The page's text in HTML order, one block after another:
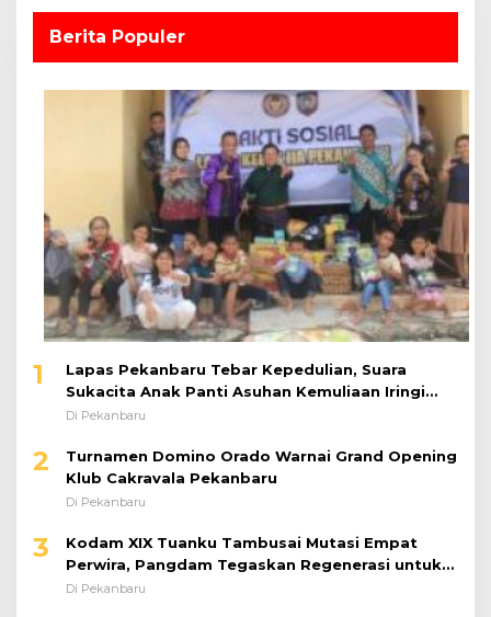
Berita Populer
1
Lapas Pekanbaru Tebar Kepedulian, Suara
Sukacita Anak Panti Asuhan Kemuliaan Iringi
Bantuan Sosial
Di Pekanbaru
2
Turnamen Domino Orado Warnai Grand Opening
Klub Cakravala Pekanbaru
Di Pekanbaru
3
Kodam XIX Tuanku Tambusai Mutasi Empat
Perwira, Pangdam Tegaskan Regenerasi untuk
Perkuat Kinerja Satuan
Di Pekanbaru